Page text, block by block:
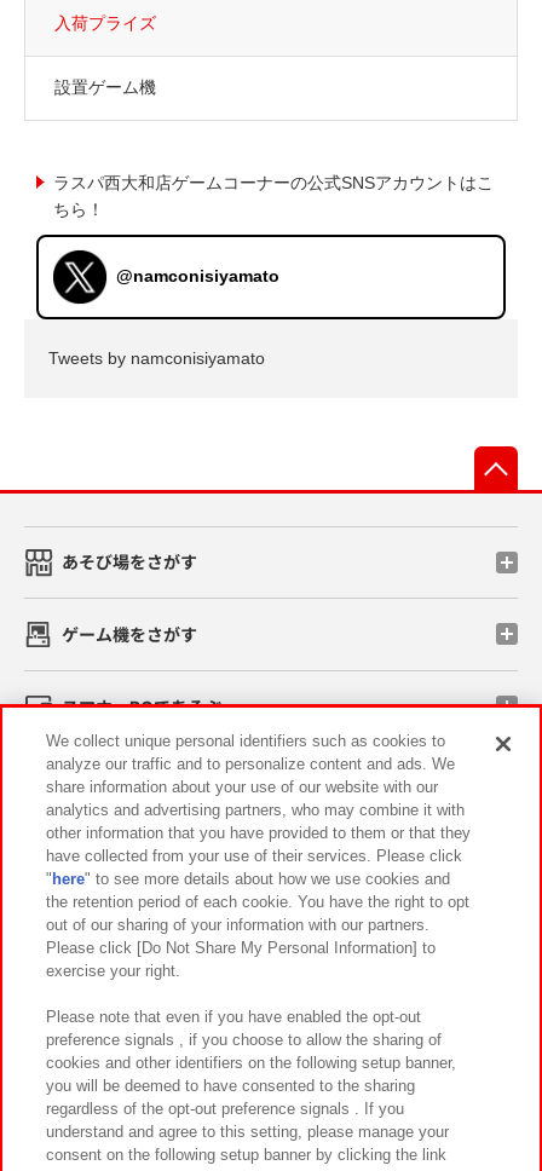
入荷プライズ
設置ゲーム機
ラスパ西大和店ゲームコーナーの公式SNSアカウントはこ
ちら！
@namconisiyamato
Tweets by namconisiyamato
あそび場をさがす
ゲーム機をさがす
スマホ・PCであそぶ
イベント・キャンペーン
関連会社 サステナビリティ サイトポリシー
プライバシーポリシー ウェブアクセシビリティ方針と検証結果
お取引先さまとともに
カスタマーハラスメント対応方針 よくあるご質問・お問い合わせ
We collect unique personal identifiers such as cookies to
analyze our traffic and to personalize content and ads. We
share information about your use of our website with our
analytics and advertising partners, who may combine it with
other information that you have provided to them or that they
have collected from your use of their services. Please click
" here" to see more details about how we use cookies and
the retention period of each cookie. You have the right to opt
out of our sharing of your information with our partners.
Please click [Do Not Share My Personal Information] to
exercise your right.
Please note that even if you have enabled the opt-out
preference signals , if you choose to allow the sharing of
cookies and other identifiers on the following setup banner,
you will be deemed to have consented to the sharing
regardless of the opt-out preference signals . If you
understand and agree to this setting, please manage your
consent on the following setup banner by clicking the link